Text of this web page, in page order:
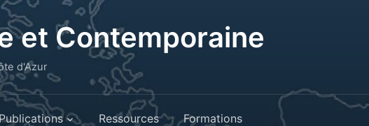
et Contemporaine
d'Azur
Ressources Formations